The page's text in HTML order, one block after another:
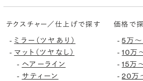
テクスチャー／仕上げで探す
- ミラー（ツヤあり）
- マット（ツヤなし）
- ヘアーライン
- サティーン
価格で
-5万
-10万
-15万
-20万